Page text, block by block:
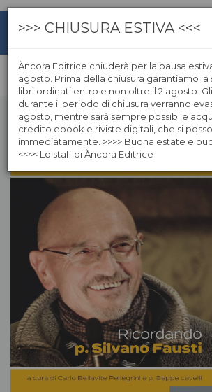
>>> CHIUSURA ESTIVA <<<
Àncora Editrice chiuderà per la pausa
agosto. Prima della chiusura garantiamo
libri ordinati entro e non oltre il 2 agosto.
durante il periodo di chiusura verranno
agosto, mentre sarà sempre possibile
credito ebook e riviste digitali, che si
immediatamente. >>>> Buona estate e
<<<< Lo staff di Àncora Editrice